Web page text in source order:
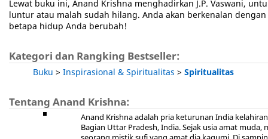
Lewat buku ini, Anand Krishna menghadirkan J.P. Vaswani,
luntur atau malah sudah hilang. Anda akan berkenalan
betapa hidup Anda berubah!
Kategori dan Rangking Bestseller:
Buku > Inspirasional & Spiritualitas > Spiritualitas
Tentang Anand Krishna:
Anand Krishna adalah pria keturunan India
Bagian Uttar Pradesh, India. Sejak usia amat